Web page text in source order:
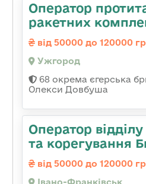
Оператор
ракетних
від 50000 до 120000
Ужгород
68 окрема єгерська
Олекси Довбуша
Оператор відділу
та корегування
від 50000 до 120000
Івано-Франківськ